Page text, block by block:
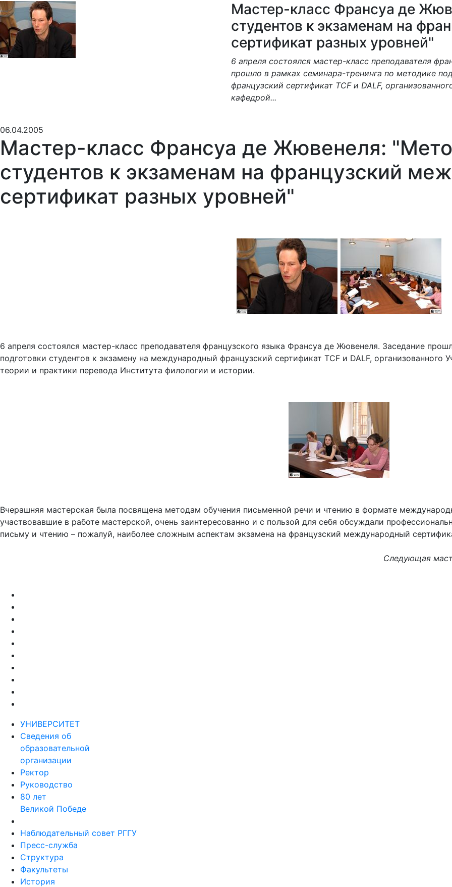
Мастер-класс Франсуа де
студентов к экзаменам на
сертификат разных уровней"
6 апреля состоялся мастер-класс преподавателя
прошло в рамках семинара-тренинга по методике
французский сертификат ТСF и DALF,
кафедрой...
06.04.2005
Мастер-класс Франсуа де Жювенеля:
студентов к экзаменам на французский
сертификат разных уровней"
6 апреля состоялся мастер-класс преподавателя французского языка Франсуа де Жювенеля. Заседание
подготовки студентов к экзамену на международный французский сертификат ТСF и DALF,
теории и практики перевода Института филологии и истории.
Вчерашняя мастерская была посвящена методам обучения письменной речи и чтению в формате
участвовавшие в работе мастерской, очень заинтересованно и с пользой для себя обсуждали
письму и чтению – пожалуй, наиболее сложным аспектам экзамена на французский международный
Следующая
УНИВЕРСИТЕТ
Сведения об
образовательной
организации
Ректор
Руководство
80 лет
Великой Победе
Наблюдательный совет РГГУ
Пресс-служба
Структура
Факультеты
История